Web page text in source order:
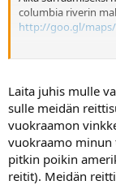
columbia riverin
http://goo.gl/
Vai pitäsikö jättää
Vai Columbia river
Samoin mietityttää
kannattaisko
Laita juhis mulle
sulle meidän
vuokraamon
vuokraamo minun
pitkin poikin
reitit). Meidän